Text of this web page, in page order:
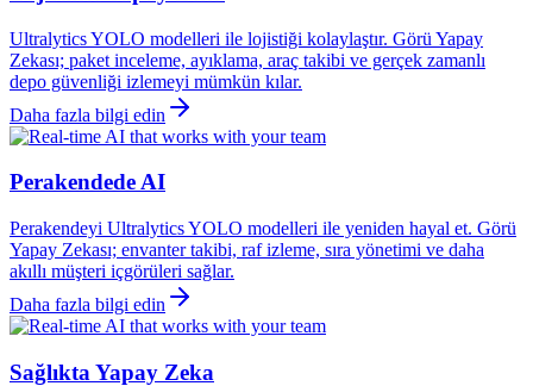
Ultralytics YOLO modelleri ile lojistiği kolaylaştır. Görü Yapay
Zekası; paket inceleme, ayıklama, araç takibi ve gerçek zamanlı
depo güvenliği izlemeyi mümkün kılar.
Daha fazla bilgi edin
Perakendede AI
Perakendeyi Ultralytics YOLO modelleri ile yeniden hayal et. Görü
Yapay Zekası; envanter takibi, raf izleme, sıra yönetimi ve daha
akıllı müşteri içgörüleri sağlar.
Daha fazla bilgi edin
Sağlıkta Yapay Zeka